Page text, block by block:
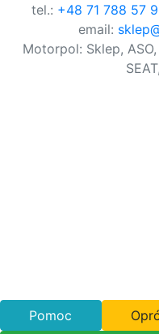
tel.: +48 71 788 57
email:
Motorpol: Sklep,
Pomoc